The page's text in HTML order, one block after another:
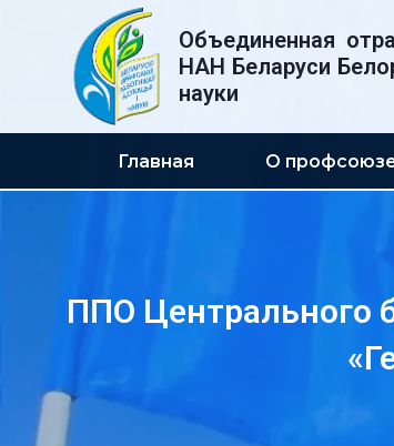
содержимому
Объединенная
НАН Беларуси
науки
Главная О
ППО Центрального